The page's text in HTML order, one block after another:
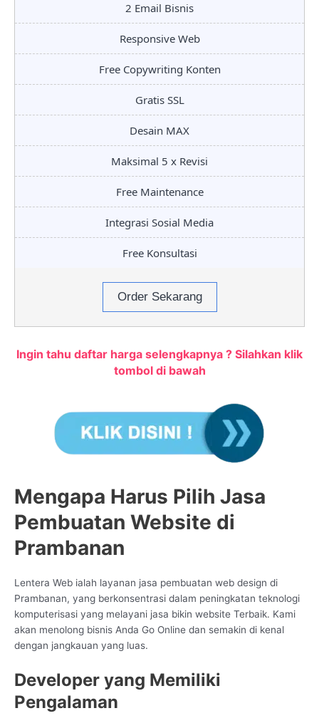
2 Email Bisnis
Responsive Web
Free Copywriting Konten
Gratis SSL
Desain MAX
Maksimal 5 x Revisi
Free Maintenance
Integrasi Sosial Media
Free Konsultasi
Order Sekarang
Ingin tahu daftar harga selengkapnya ? Silahkan klik
tombol di bawah
Mengapa Harus Pilih Jasa
Pembuatan Website di
Prambanan
Lentera Web ialah layanan jasa pembuatan web design di
Prambanan, yang berkonsentrasi dalam peningkatan teknologi
komputerisasi yang melayani jasa bikin website Terbaik. Kami
akan menolong bisnis Anda Go Online dan semakin di kenal
dengan jangkauan yang luas.
Developer yang Memiliki
Pengalaman